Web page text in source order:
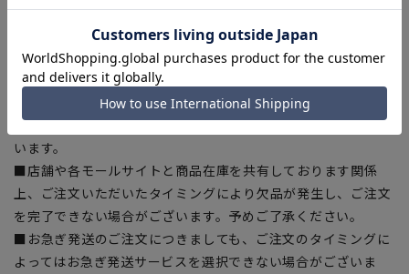
干の誤差が生じる場合がございます。予めご了承ください。
■サイズスペックは仕上がりサイズを記載しております。一
部、商品現物におすすめサイズ(ヌードサイズ)を記載している
商品もございます。
■ブラウザやお使いのモニター環境、また撮影時の室内外の光
加減により、実際の商品と掲載画像の色味が異なる場合がござ
います。
■店舗や各モールサイトと商品在庫を共有しております関係
上、ご注文いただいたタイミングにより欠品が発生し、ご注文
を完了できない場合がございます。予めご了承ください。
■お急ぎ発送のご注文につきましても、ご注文のタイミングに
よってはお急ぎ発送サービスを選択できない場合がございま